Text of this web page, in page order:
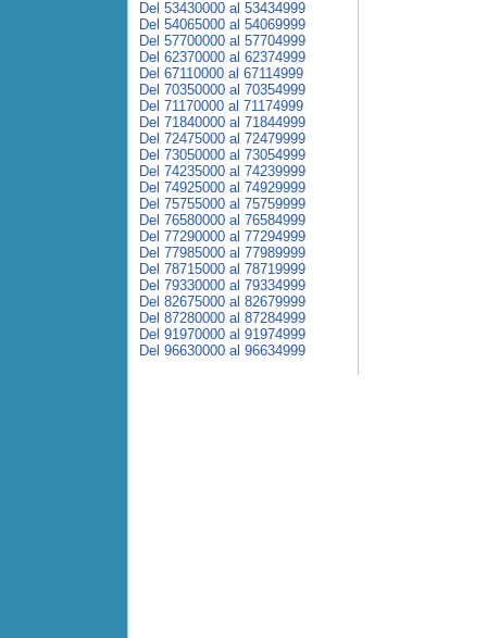
Del 53430000 al 53434999
Del 54065000 al 54069999
Del 57700000 al 57704999
Del 62370000 al 62374999
Del 67110000 al 67114999
Del 70350000 al 70354999
Del 71170000 al 71174999
Del 71840000 al 71844999
Del 72475000 al 72479999
Del 73050000 al 73054999
Del 74235000 al 74239999
Del 74925000 al 74929999
Del 75755000 al 75759999
Del 76580000 al 76584999
Del 77290000 al 77294999
Del 77985000 al 77989999
Del 78715000 al 78719999
Del 79330000 al 79334999
Del 82675000 al 82679999
Del 87280000 al 87284999
Del 91970000 al 91974999
Del 96630000 al 96634999